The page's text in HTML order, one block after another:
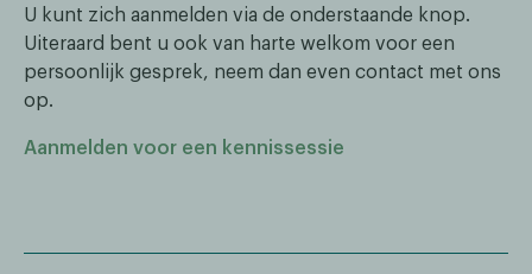
U kunt zich aanmelden via de onderstaande knop.
Uiteraard bent u ook van harte welkom voor een
persoonlijk gesprek, neem dan even contact met ons
op.
Aanmelden voor een kennissessie